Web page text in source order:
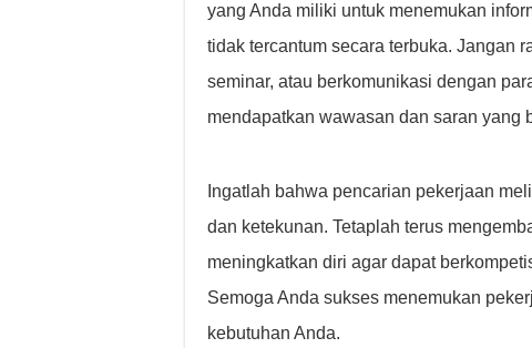
yang Anda miliki untuk menemukan
tidak tercantum secara terbuka. Jangan
seminar, atau berkomunikasi dengan
mendapatkan wawasan dan saran yang
Ingatlah bahwa pencarian pekerjaan
dan ketekunan. Tetaplah terus
meningkatkan diri agar dapat
Semoga Anda sukses menemukan
kebutuhan Anda.